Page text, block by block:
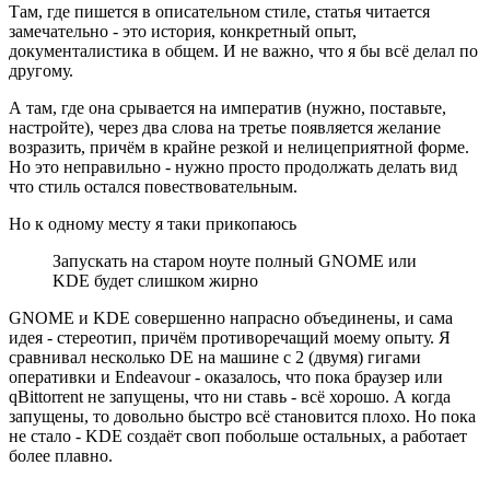
Там, где пишется в описательном стиле, статья читается
замечательно - это история, конкретный опыт,
документалистика в общем. И не важно, что я бы всё делал по
другому.
А там, где она срывается на императив (нужно, поставьте,
настройте), через два слова на третье появляется желание
возразить, причём в крайне резкой и нелицеприятной форме.
Но это неправильно - нужно просто продолжать делать вид
что стиль остался повествовательным.
Но к одному месту я таки прикопаюсь
Запускать на старом ноуте полный GNOME или
KDE будет слишком жирно
GNOME и KDE совершенно напрасно объединены, и сама
идея - стереотип, причём противоречащий моему опыту. Я
сравнивал несколько DE на машине с 2 (двумя) гигами
оперативки и Endeavour - оказалось, что пока браузер или
qBittorrent не запущены, что ни ставь - всё хорошо. А когда
запущены, то довольно быстро всё становится плохо. Но пока
не стало - KDE создаёт своп побольше остальных, а работает
более плавно.